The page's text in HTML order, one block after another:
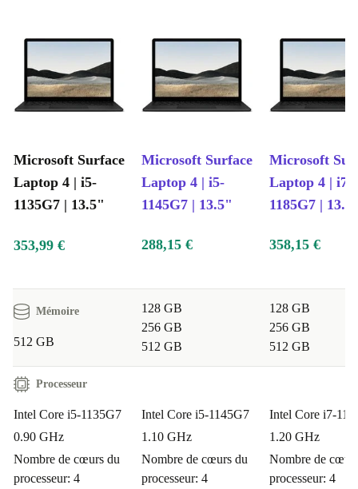
Microsoft Surface
Laptop 4 | i5-
1135G7 | 13.5"
Microsoft Surface
Laptop 4 | i5-
1145G7 | 13.5"
Microsoft
Laptop 4 | i7-
1185G7 |
353,99 € 288,15 € 358,15 €
Mémoire
512 GB
128 GB
256 GB
512 GB
128 GB
256 GB
512 GB
Processeur
Intel Core i5-1135G7
0.90 GHz
Nombre de cœurs du
processeur: 4
Intel Core i5-1145G7
1.10 GHz
Nombre de cœurs du
processeur: 4
Intel Core i7-
1.20 GHz
Nombre de
processeur: 4